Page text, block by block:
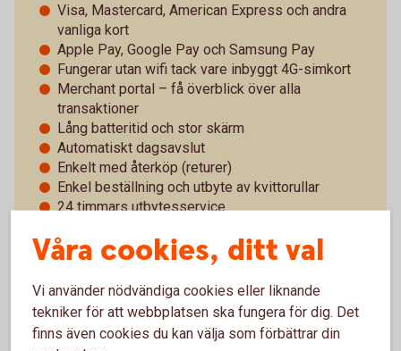
Visa, Mastercard, American Express och andra
vanliga kort
Apple Pay, Google Pay och Samsung Pay
Fungerar utan wifi tack vare inbyggt 4G-simkort
Merchant portal – få överblick över alla
transaktioner
Lång batteritid och stor skärm
Automatiskt dagsavslut
Enkelt med återköp (returer)
Enkel beställning och utbyte av kvittorullar
24 timmars utbytesservice
Pay Classic - pris och villkor
Våra cookies, ditt val
Vi använder nödvändiga cookies eller liknande
tekniker för att webbplatsen ska fungera för dig. Det
finns även cookies du kan välja som förbättrar din